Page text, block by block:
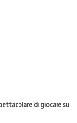
di giocare su